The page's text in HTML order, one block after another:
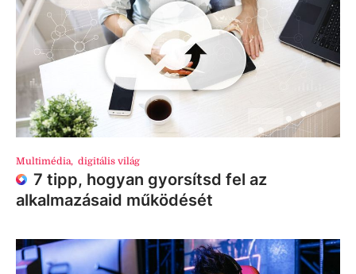
Multimédia, digitális világ
7 tipp, hogyan gyorsítsd fel az
alkalmazásaid működését